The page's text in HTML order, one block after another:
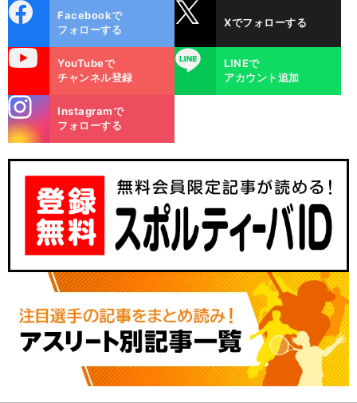
ok
Facebookで
フォローする
Xでフォローする
YouTubeで
チャンネル登録
LINE
LINEで
アカウント追加
m
Instagramで
フォローする